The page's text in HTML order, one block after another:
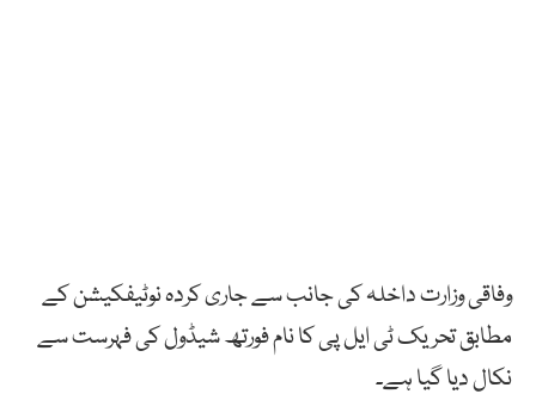
وفاقی وزارت داخلہ کی جانب سے جاری کردہ نوٹیفکیشن کے
مطابق تحریک ٹی ایل پی کا نام فورتھ شیڈول کی فہرست سے
نکال دیا گیا ہے۔